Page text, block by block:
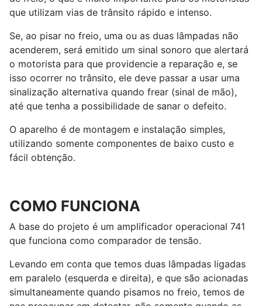
que utilizam vias de trânsito rápido e intenso.
Se, ao pisar no freio, uma ou as duas lâmpadas não
acenderem, será emitido um sinal sonoro que alertará
o motorista para que providencie a reparação e, se
isso ocorrer no trânsito, ele deve passar a usar uma
sinalização alternativa quando frear (sinal de mão),
até que tenha a possibilidade de sanar o defeito.
O aparelho é de montagem e instalação simples,
utilizando somente componentes de baixo custo e
fácil obtenção.
COMO FUNCIONA
A base do projeto é um amplificador operacional 741
que funciona como comparador de tensão.
Levando em conta que temos duas lâmpadas ligadas
em paralelo (esquerda e direita), e que são acionadas
simultaneamente quando pisamos no freio, temos de